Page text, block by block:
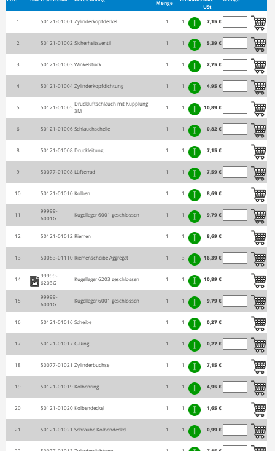
Menge
USt
1 50121-01001 Zylinderkopfdeckel 1 1 7,15 €
2 50121-01002 Sicherheitsventil 1 1 5,39 €
3 50121-01003 Winkelstück 1 1 2,75 €
4 50121-01004Zylinderkopfdichtung 1 1 4,95 €
5 50121-01005
Druckluftschlauch mit Kupplung
3M
1 1 10,89 €
6 50121-01006 Schlauchschelle 1 1 0,82 €
8 50121-01008 Druckleitung 1 1 7,15 €
9 50077-01008 Lüfterrad 1 1 7,59 €
10 50121-01010Kolben 1 1 8,69 €
11
99999-
6001G
Kugellager 6001 geschlossen 1 1 9,79 €
12 50121-01012 Riemen 1 1 8,69 €
13 50083-01110 Riemenscheibe Aggregat 1 3 16,39 €
14
99999-
6203G
Kugellager 6203 geschlossen 1 1 10,89 €
15
99999-
6001G
Kugellager 6001 geschlossen 1 1 9,79 €
16 50121-01016Scheibe 1 1 0,27 €
17 50121-01017 C-Ring 1 1 0,27 €
18 50077-01021 Zylinderbuchse 1 1 7,15 €
19 50121-01019 Kolbenring 1 1 4,95 €
20 50121-01020Kolbendeckel 1 1 1,65 €
21 50121-01021 Schraube Kolbendeckel 1 1 0,99 €